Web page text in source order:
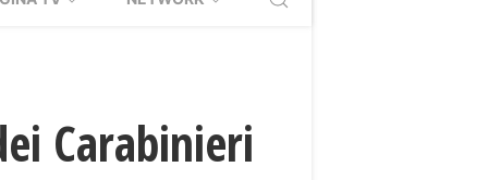
Carabinieri